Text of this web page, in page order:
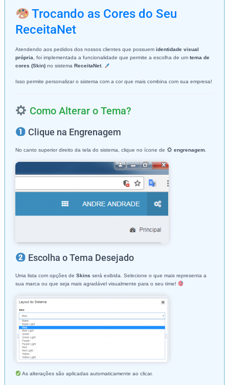
Trocando as Cores do Seu
ReceitaNet
Atendendo aos pedidos dos nossos clientes que possuem identidade visual
própria , foi implementada a funcionalidade que permite a escolha de um tema de
cores (Skin) no sistema ReceitaNet.
Isso permite personalizar o sistema com a cor que mais combina com sua empresa!
Como Alterar o Tema?
Clique na Engrenagem
No canto superior direito da tela do sistema, clique no ícone de engrenagem
Escolha o Tema Desejado
Uma lista com opções de Skins será exibida. Selecione o que mais representa a
sua marca ou que seja mais agradável visualmente para o seu time!
As alterações são aplicadas automaticamente ao clicar.